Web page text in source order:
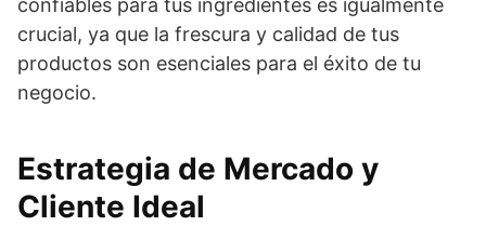
confiables para tus ingredientes es igualmente
crucial, ya que la frescura y calidad de tus
productos son esenciales para el éxito de tu
negocio.
Estrategia de Mercado y
Cliente Ideal